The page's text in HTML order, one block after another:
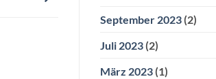
September 2023(2)
Juli 2023(2)
März 2023(1)